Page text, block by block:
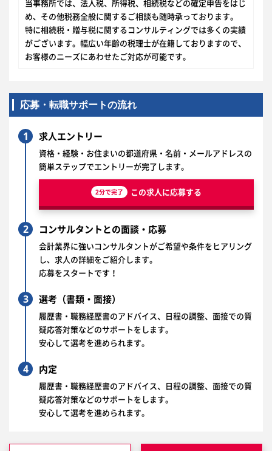
当事務所では、法人税、所得税、相続税などの確定申告をはじ
め、その他税務全般に関するご相談も随時承っております。
特に相続税・贈与税に関するコンサルティングでは多くの実績
がございます。幅広い年齢の税理士が在籍しておりますので、
お客様のニーズにあわせたご対応が可能です。
応募・転職サポートの流れ
1 求人エントリー
資格・経験・お住まいの都道府県・名前・メールアドレスの
簡単ステップでエントリーが完了します。
2分で完了 この求人に応募する
2 コンサルタントとの面談・応募
会計業界に強いコンサルタントがご希望や条件をヒアリング
し、求人の詳細をご紹介します。
応募をスタートです！
3 選考（書類・面接）
履歴書・職務経歴書のアドバイス、日程の調整、面接での質
疑応答対策などのサポートをします。
安心して選考を進められます。
4 内定
履歴書・職務経歴書のアドバイス、日程の調整、面接での質
疑応答対策などのサポートをします。
安心して選考を進められます。